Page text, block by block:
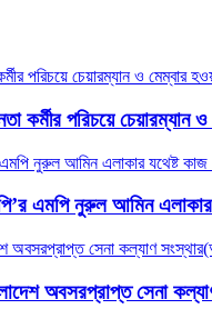
কর্মীর পরিচয়ে
এমপি নুরুল আমিন
অবসরপ্রাপ্ত সেনা